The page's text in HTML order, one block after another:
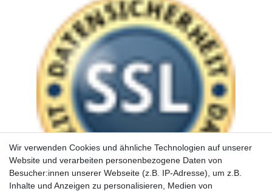
Wir verwenden Cookies und ähnliche Technologien auf unserer
Website und verarbeiten personenbezogene Daten von
Besucher:innen unserer Webseite (z.B. IP-Adresse), um z.B.
Inhalte und Anzeigen zu personalisieren, Medien von